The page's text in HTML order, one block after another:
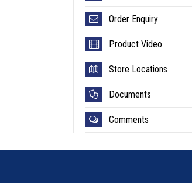
Order Enquiry
Product Video
Store Locations
Documents
Comments